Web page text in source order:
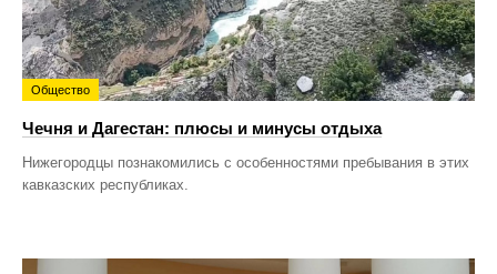
Общество
Чечня и Дагестан: плюсы и минусы отдыха
Нижегородцы познакомились с особенностями пребывания в этих
кавказских республиках.